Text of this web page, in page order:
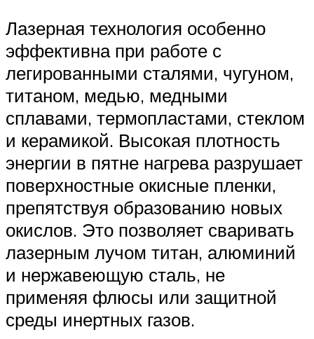
Лазерная технология особенно
эффективна при работе с
легированными сталями, чугуном,
титаном, медью, медными
сплавами, термопластами, стеклом
и керамикой. Высокая плотность
энергии в пятне нагрева разрушает
поверхностные окисные пленки,
препятствуя образованию новых
окислов. Это позволяет сваривать
лазерным лучом титан, алюминий
и нержавеющую сталь, не
применяя флюсы или защитной
среды инертных газов.